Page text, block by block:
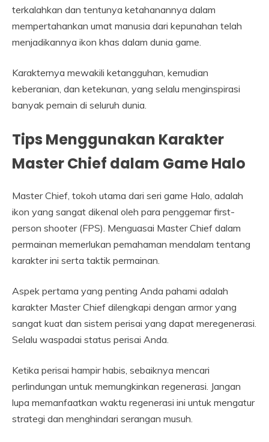
terkalahkan dan tentunya ketahanannya dalam
mempertahankan umat manusia dari kepunahan telah
menjadikannya ikon khas dalam dunia game.
Karakternya mewakili ketangguhan, kemudian
keberanian, dan ketekunan, yang selalu menginspirasi
banyak pemain di seluruh dunia.
Tips Menggunakan Karakter
Master Chief dalam Game Halo
Master Chief, tokoh utama dari seri game Halo, adalah
ikon yang sangat dikenal oleh para penggemar first-
person shooter (FPS). Menguasai Master Chief dalam
permainan memerlukan pemahaman mendalam tentang
karakter ini serta taktik permainan.
Aspek pertama yang penting Anda pahami adalah
karakter Master Chief dilengkapi dengan armor yang
sangat kuat dan sistem perisai yang dapat meregenerasi.
Selalu waspadai status perisai Anda.
Ketika perisai hampir habis, sebaiknya mencari
perlindungan untuk memungkinkan regenerasi. Jangan
lupa memanfaatkan waktu regenerasi ini untuk mengatur
strategi dan menghindari serangan musuh.